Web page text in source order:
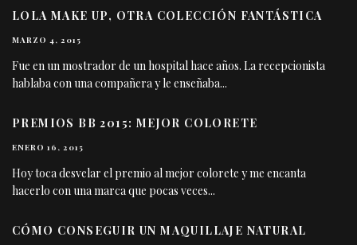
LOLA MAKE UP, OTRA COLECCIÓN FANTÁSTICA
MARZO 4, 2015
Fue en un mostrador de un hospital hace años. La recepcionista
hablaba con una compañera y le enseñaba...
PREMIOS BB 2015: MEJOR COLORETE
ENERO 16, 2015
Hoy toca desvelar el premio al mejor colorete y me encanta
hacerlo con una marca que pocas veces...
CÓMO CONSEGUIR UN MAQUILLAJE NATURAL